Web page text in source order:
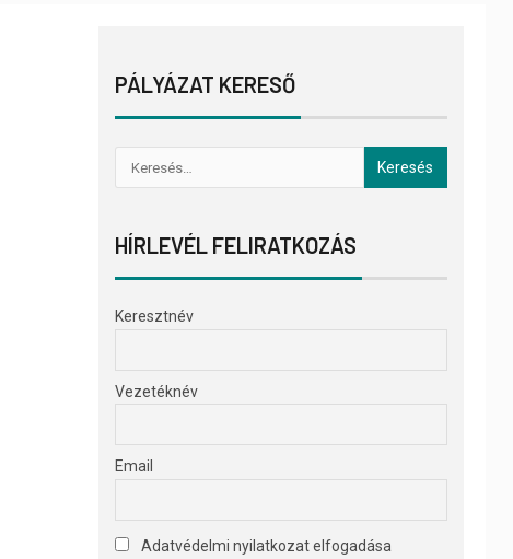
PÁLYÁZAT KERESŐ
HÍRLEVÉL FELIRATKOZÁS
Keresztnév
Vezetéknév
Email
Adatvédelmi nyilatkozat elfogadása